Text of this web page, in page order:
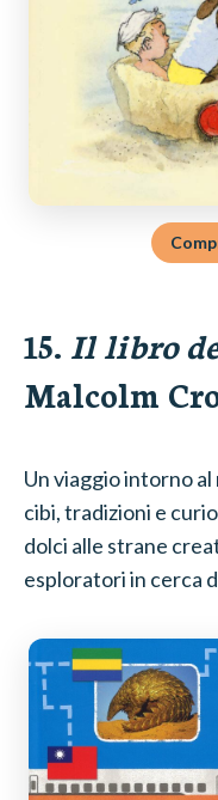
15. Il libro
Malcolm
Un viaggio intorno al
cibi, tradizioni e
dolci alle strane
esploratori in cerca